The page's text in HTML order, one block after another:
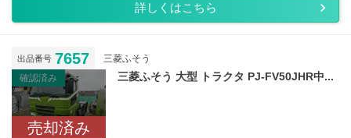
詳しくはこちら
出品番号 7657
三菱ふそう
確認済み
売却済み
三菱ふそう 大型 トラクタ PJ-FV50JHR中...